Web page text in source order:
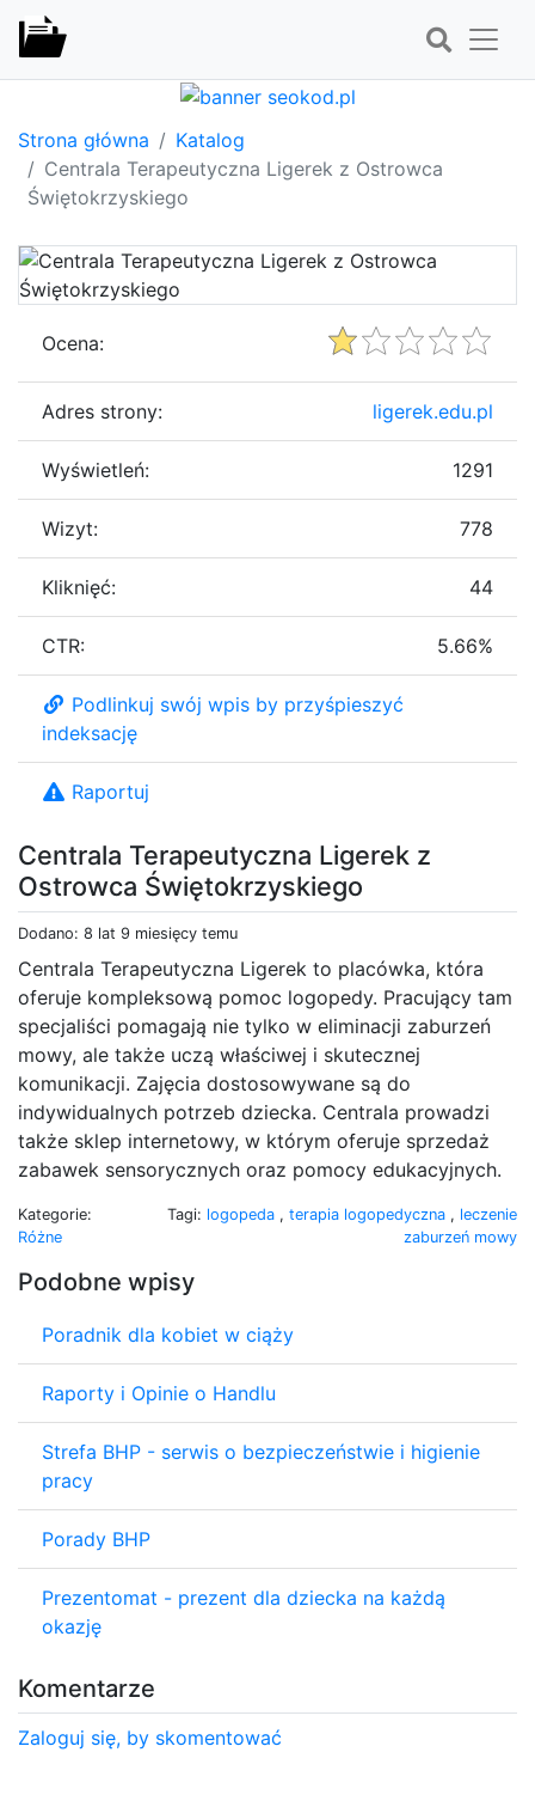
Strona główna
Katalog
Centrala Terapeutyczna Ligerek z Ostrowca
Świętokrzyskiego
Centrala Terapeutyczna Ligerek z
Ostrowca Świętokrzyskiego
Dodano: 8 lat 9 miesięcy temu
Centrala Terapeutyczna Ligerek to placówka, która
oferuje kompleksową pomoc logopedy. Pracujący tam
specjaliści pomagają nie tylko w eliminacji zaburzeń
mowy, ale także uczą właściwej i skutecznej
komunikacji. Zajęcia dostosowywane są do
indywidualnych potrzeb dziecka. Centrala prowadzi
także sklep internetowy, w którym oferuje sprzedaż
zabawek sensorycznych oraz pomocy edukacyjnych.
Kategorie:
Różne
Tagi: logopeda , terapia logopedyczna , leczenie
zaburzeń mowy
Podobne wpisy
Poradnik dla kobiet w ciąży
Raporty i Opinie o Handlu
Strefa BHP - serwis o bezpieczeństwie i higienie
pracy
Porady BHP
Prezentomat - prezent dla dziecka na każdą
okazję
Komentarze
Zaloguj się, by skomentować
Ocena:
Adres strony: ligerek.edu.pl
Wyświetleń: 1291
Wizyt: 778
Kliknięć: 44
CTR: 5.66%
Podlinkuj swój wpis by przyśpieszyć
indeksację
Raportuj